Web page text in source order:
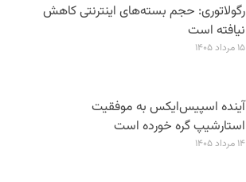
رگولاتوری: حجم بسته‌های اینترنتی کاهش
نیافته است
۱۵ مرداد ۱۴۰۵
آینده اسپیس‌ایکس به موفقیت
استارشیپ گره خورده است
۱۴ مرداد ۱۴۰۵